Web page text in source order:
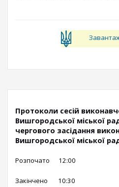
Протоколи сесій
Вишгородської міської
чергового засідання
Вишгородської міської
Розпочато 12:00
Закінчено 10:30